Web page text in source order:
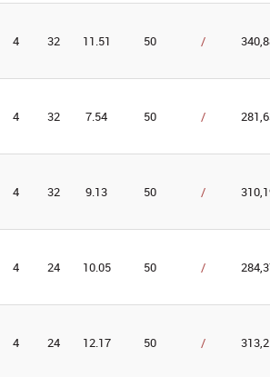
4 32 11.51 50 /
4 32 7.54 50 /
4 32 9.13 50 /
4 24 10.05 50 /
4 24 12.17 50 /